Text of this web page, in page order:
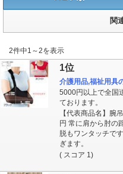
関
2件中1～2を表示
1位
介護用品,福祉用具
5000円以上で全国
ております。
【代表商品名】
円 常に肩から肘の
脱もワンタッチで
ぎます。
( スコア 1)